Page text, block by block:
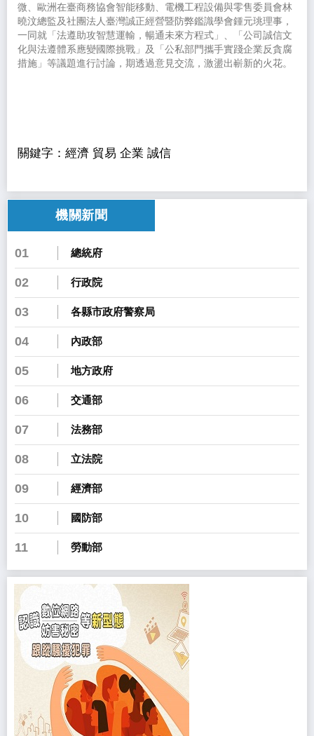
微、歐洲在臺商務協會智能移動、電機工程設備與零售委員會林
曉汶總監及社團法人臺灣誠正經營暨防弊鑑識學會鍾元珧理事，
一同就「法遵助攻智慧運輸，暢通未來方程式」、「公司誠信文
化與法遵體系應變國際挑戰」及「公私部門攜手實踐企業反貪腐
措施」等議題進行討論，期透過意見交流，激盪出嶄新的火花。
關鍵字：經濟 貿易 企業 誠信
機關新聞
01 總統府
02 行政院
03 各縣市政府警察局
04 內政部
05 地方政府
06 交通部
07 法務部
08 立法院
09 經濟部
10 國防部
11 勞動部